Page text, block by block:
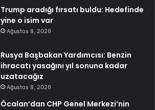
Trump aradığı fırsatı buldu: Hedefinde
yine o isim var
Ağustos 8, 2026
Rusya Başbakan Yardımcısı: Benzin
ihracatı yasağını yıl sonuna kadar
uzatacağız
Ağustos 8, 2026
Öcalan’dan CHP Genel Merkezi’nin